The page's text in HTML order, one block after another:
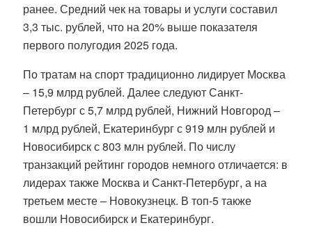
ранее. Средний чек на товары и услуги составил
3,3 тыс. рублей, что на 20% выше показателя
первого полугодия 2025 года.
По тратам на спорт традиционно лидирует Москва
– 15,9 млрд рублей. Далее следуют Санкт-
Петербург с 5,7 млрд рублей, Нижний Новгород –
1 млрд рублей, Екатеринбург с 919 млн рублей и
Новосибирск с 803 млн рублей. По числу
транзакций рейтинг городов немного отличается: в
лидерах также Москва и Санкт-Петербург, а на
третьем месте – Новокузнецк. В топ-5 также
вошли Новосибирск и Екатеринбург.